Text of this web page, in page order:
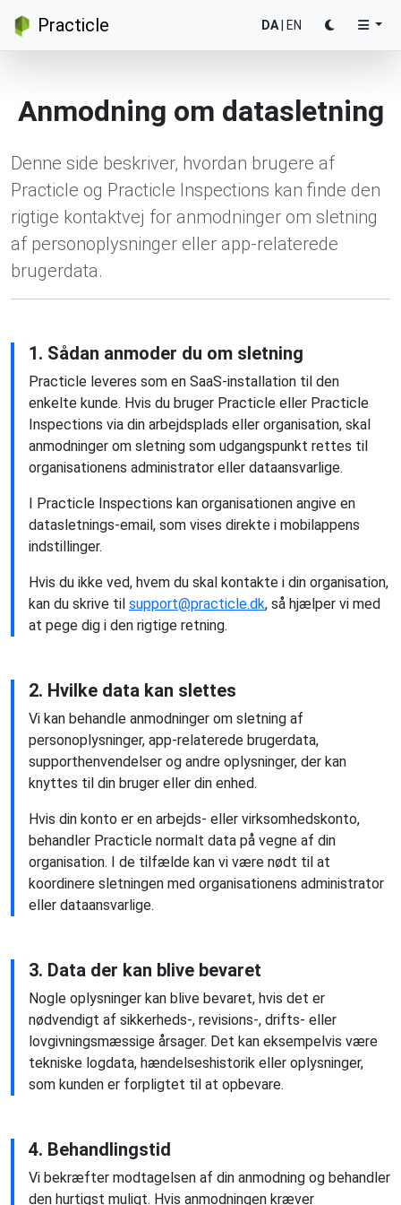
Practicle DA|EN
Anmodning om datasletning
Denne side beskriver, hvordan brugere af
Practicle og Practicle Inspections kan finde den
rigtige kontaktvej for anmodninger om sletning
af personoplysninger eller app-relaterede
brugerdata.
1. Sådan anmoder du om sletning
Practicle leveres som en SaaS-installation til den
enkelte kunde. Hvis du bruger Practicle eller Practicle
Inspections via din arbejdsplads eller organisation, skal
anmodninger om sletning som udgangspunkt rettes til
organisationens administrator eller dataansvarlige.
I Practicle Inspections kan organisationen angive en
datasletnings-email, som vises direkte i mobilappens
indstillinger.
Hvis du ikke ved, hvem du skal kontakte i din organisation,
kan du skrive til support@practicle.dk, så hjælper vi med
at pege dig i den rigtige retning.
2. Hvilke data kan slettes
Vi kan behandle anmodninger om sletning af
personoplysninger, app-relaterede brugerdata,
supporthenvendelser og andre oplysninger, der kan
knyttes til din bruger eller din enhed.
Hvis din konto er en arbejds- eller virksomhedskonto,
behandler Practicle normalt data på vegne af din
organisation. I de tilfælde kan vi være nødt til at
koordinere sletningen med organisationens administrator
eller dataansvarlige.
3. Data der kan blive bevaret
Nogle oplysninger kan blive bevaret, hvis det er
nødvendigt af sikkerheds-, revisions-, drifts- eller
lovgivningsmæssige årsager. Det kan eksempelvis være
tekniske logdata, hændelseshistorik eller oplysninger,
som kunden er forpligtet til at opbevare.
4. Behandlingstid
Vi bekræfter modtagelsen af din anmodning og behandler
den hurtigst muligt. Hvis anmodningen kræver